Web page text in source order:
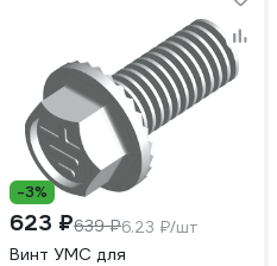
-3%
623 ₽639 ₽6.23 ₽/шт
Винт УМС для